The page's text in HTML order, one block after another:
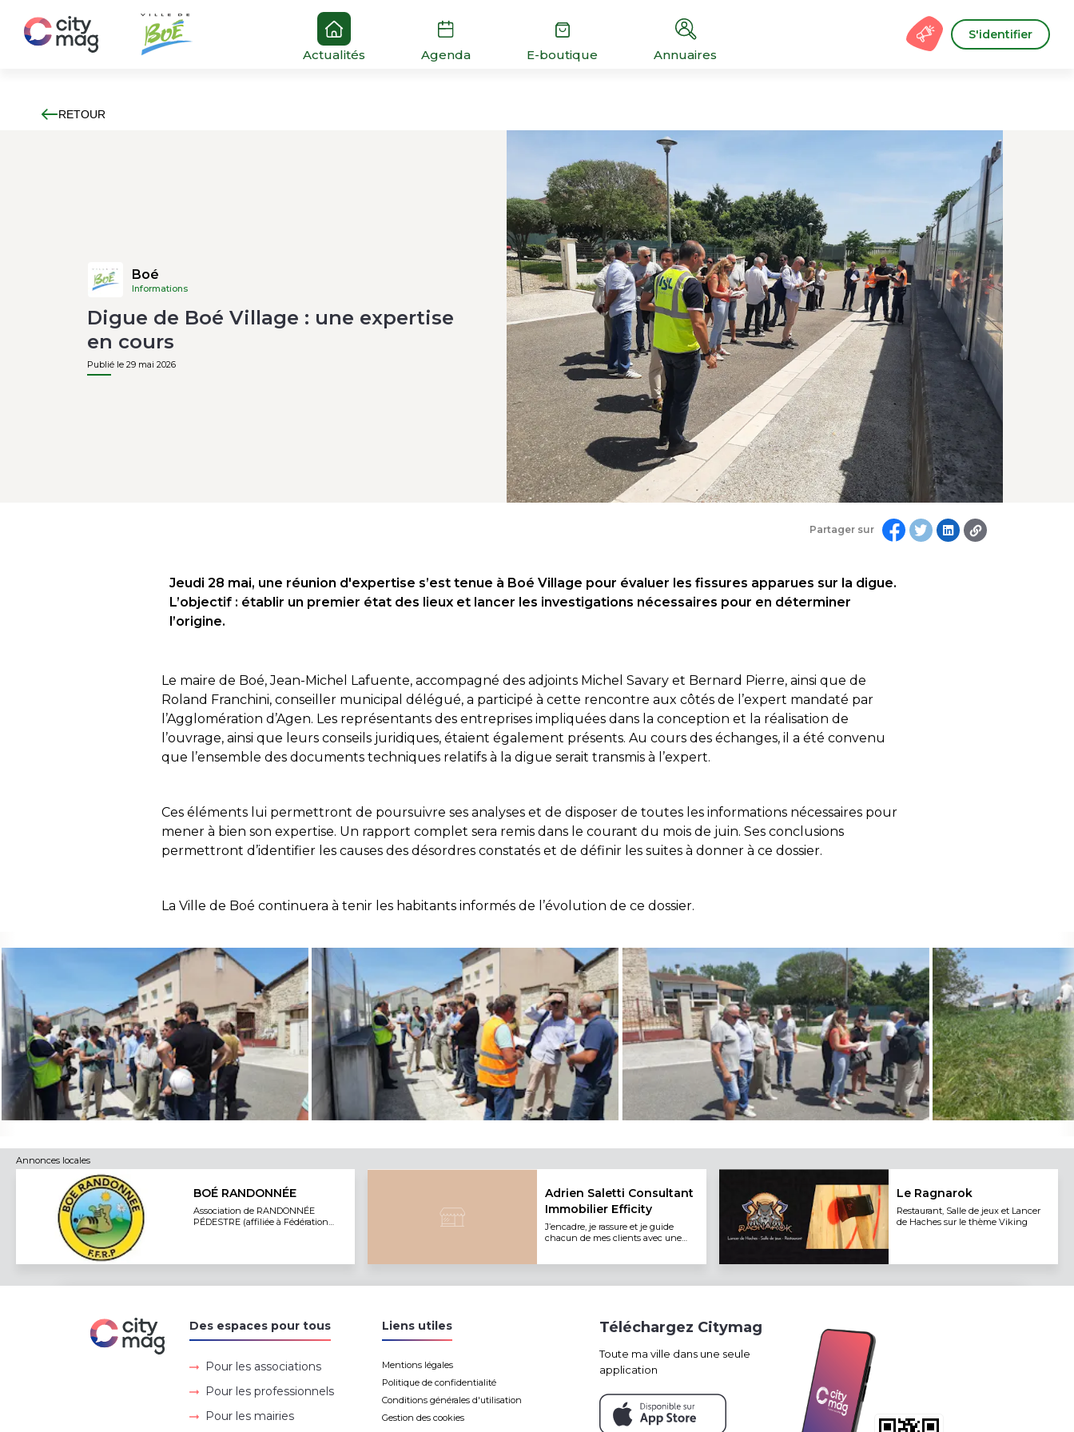
Actualités Agenda E-boutique Annuaires
S'identifier
RETOUR
Boé
Informations
Digue de Boé Village : une expertise
en cours
Publié le 29 mai 2026
Partager sur
Jeudi 28 mai, une réunion d'expertise s’est tenue à Boé Village pour évaluer les fissures apparues sur la digue.
L’objectif : établir un premier état des lieux et lancer les investigations nécessaires pour en déterminer
l’origine.
Le maire de Boé, Jean-Michel Lafuente, accompagné des adjoints Michel Savary et Bernard Pierre, ainsi que de
Roland Franchini, conseiller municipal délégué, a participé à cette rencontre aux côtés de l’expert mandaté par
l’Agglomération d’Agen. Les représentants des entreprises impliquées dans la conception et la réalisation de
l’ouvrage, ainsi que leurs conseils juridiques, étaient également présents. Au cours des échanges, il a été convenu
que l’ensemble des documents techniques relatifs à la digue serait transmis à l’expert.
Ces éléments lui permettront de poursuivre ses analyses et de disposer de toutes les informations nécessaires pour
mener à bien son expertise. Un rapport complet sera remis dans le courant du mois de juin. Ses conclusions
permettront d’identifier les causes des désordres constatés et de définir les suites à donner à ce dossier.
La Ville de Boé continuera à tenir les habitants informés de l’évolution de ce dossier.
Annonces locales
BOÉ RANDONNÉE
Association de RANDONNÉE
PÉDESTRE (affiliée à Fédération
Adrien Saletti Consultant
Immobilier Efficity
J’encadre, je rassure et je guide
chacun de mes clients avec une
Le Ragnarok
Restaurant, Salle de jeux et Lancer
de Haches sur le thème Viking
Des espaces pour tous
Pour les associations
Pour les professionnels
Pour les mairies
Liens utiles
Mentions légales
Politique de confidentialité
Conditions générales d'utilisation
Gestion des cookies
Téléchargez Citymag
Toute ma ville dans une seule
application